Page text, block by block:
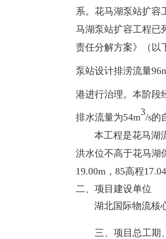
系。花马湖泵站扩容
马湖泵站扩容工程已
责任分解方案》（以
泵站设计排涝流量
港进行治理。本阶段
排水流量为54m
3
/s的
本工程是花马湖
洪水位不高于花马湖
19.00m ， 85高程
二、项目建设单位
湖北国际物流核
三、项目 总工期